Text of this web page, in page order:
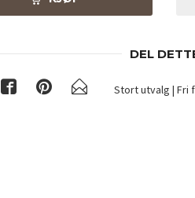
DEL
Stort utvalg | Fri